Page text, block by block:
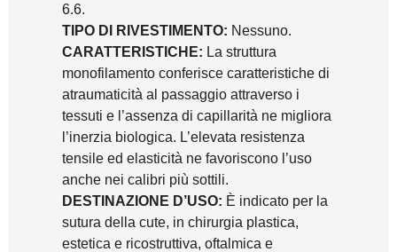
6.6.
TIPO DI RIVESTIMENTO: Nessuno.
CARATTERISTICHE: La struttura
monofilamento conferisce caratteristiche di
atraumaticità al passaggio attraverso i
tessuti e l’assenza di capillarità ne migliora
l’inerzia biologica. L’elevata resistenza
tensile ed elasticità ne favoriscono l’uso
anche nei calibri più sottili.
DESTINAZIONE D’USO: È indicato per la
sutura della cute, in chirurgia plastica,
estetica e ricostruttiva, oftalmica e